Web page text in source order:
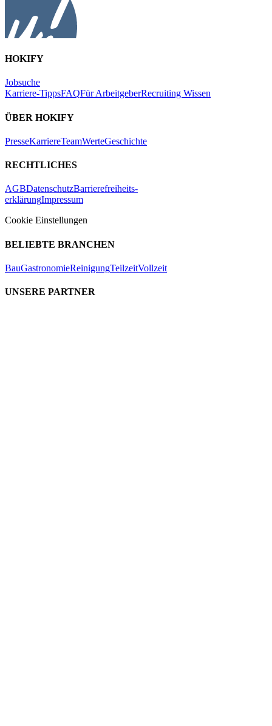
HOKIFY
Jobsuche
Karriere-TippsFAQFür ArbeitgeberRecruiting Wissen
ÜBER HOKIFY
PresseKarriereTeamWerteGeschichte
RECHTLICHES
AGBDatenschutzBarrierefreiheits-
erklärungImpressum
Cookie Einstellungen
BELIEBTE BRANCHEN
BauGastronomieReinigungTeilzeitVollzeit
UNSERE PARTNER